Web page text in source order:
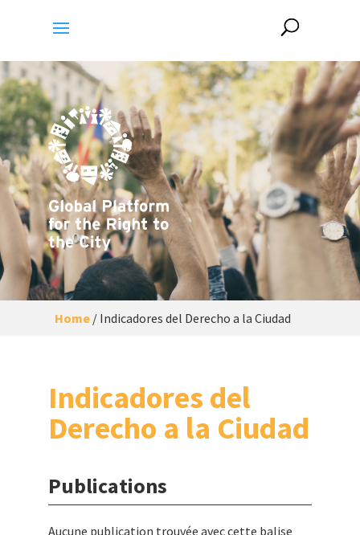
Home/ Indicadores del Derecho a la Ciudad
Indicadores del
Derecho a la Ciudad
Publications
Aucune publication trouvée avec cette balise